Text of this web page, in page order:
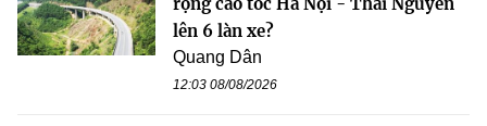
lên 6 làn xe?
Quang Dân
12:03 08/08/2026